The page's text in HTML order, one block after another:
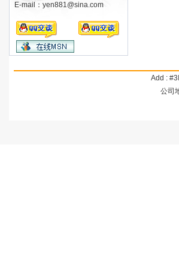
E-mail：yen881@sina.com
Add :
公司